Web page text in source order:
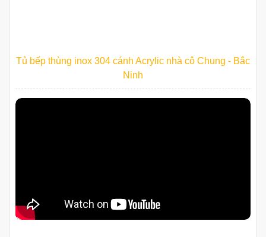
Tủ bếp thùng inox 304 cánh Acrylic nhà cô Chung - Bắc
Ninh